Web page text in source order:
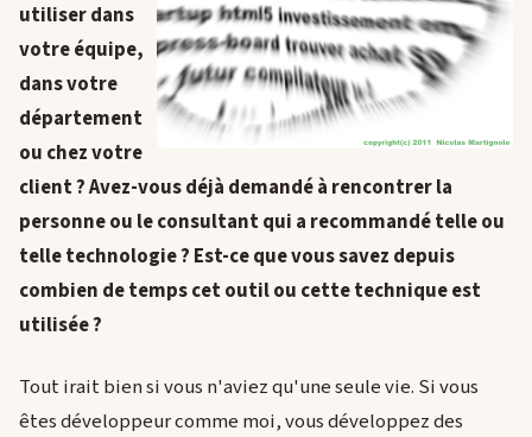
utiliser dans
votre équipe,
dans votre
département
ou chez votre
client ? Avez-vous déjà demandé à rencontrer la
personne ou le consultant qui a recommandé telle ou
telle technologie ? Est-ce que vous savez depuis
combien de temps cet outil ou cette technique est
utilisée ?
Tout irait bien si vous n'aviez qu'une seule vie. Si vous
êtes développeur comme moi, vous développez des